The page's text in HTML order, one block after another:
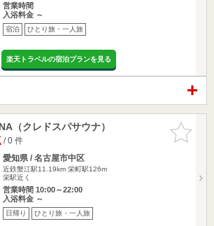
営業時間
入浴料金 ～
宿泊 ひとり旅・一人旅
楽天トラベルの宿泊プランを見る
お気に入
りに追加
（クレドスパサウナ）
/ 0 件
愛知県 / 名古屋市中区
近鉄蟹江駅11.19km 栄町駅126m
栄駅近く
営業時間 10:00～22:00
入浴料金 ～
日帰り ひとり旅・一人旅